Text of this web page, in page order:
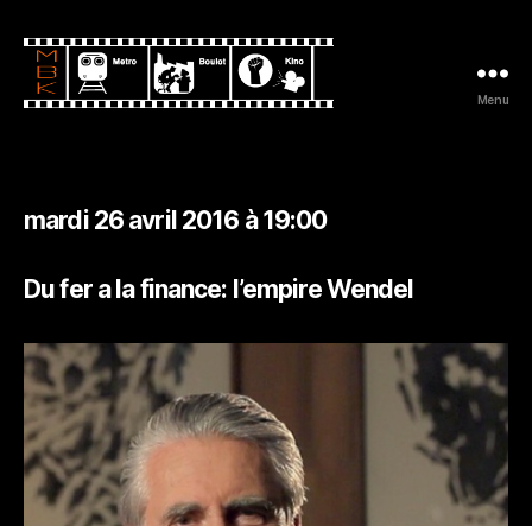
Menu
mardi 26 avril 2016 à 19:00
Du fer a la finance: l’empire Wendel